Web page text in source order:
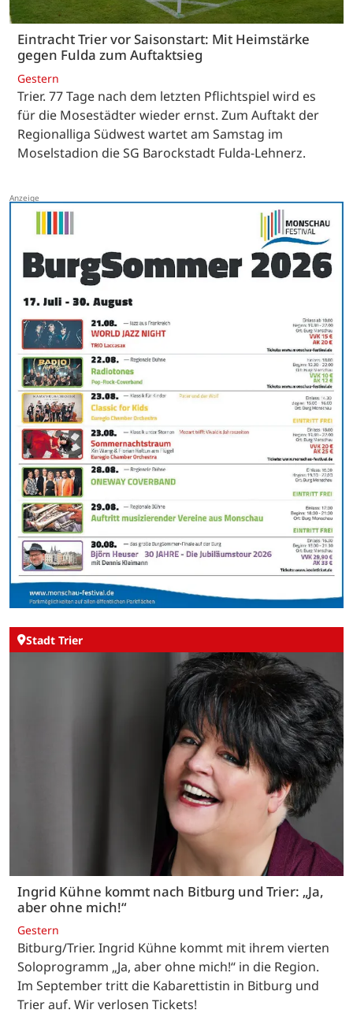
Eintracht Trier vor Saisonstart: Mit Heimstärke
gegen Fulda zum Auftaktsieg
Gestern
Trier. 77 Tage nach dem letzten Pflichtspiel wird es
für die Mosestädter wieder ernst. Zum Auftakt der
Regionalliga Südwest wartet am Samstag im
Moselstadion die SG Barockstadt Fulda-Lehnerz.
Stadt Trier
Ingrid Kühne kommt nach Bitburg und Trier: „Ja,
aber ohne mich!“
Gestern
Bitburg/Trier. Ingrid Kühne kommt mit ihrem vierten
Soloprogramm „Ja, aber ohne mich!“ in die Region.
Im September tritt die Kabarettistin in Bitburg und
Trier auf. Wir verlosen Tickets!